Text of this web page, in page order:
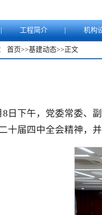
| 工程简介 | 机构
首页>>基建动态>> 正文
8日下午，党委常委、
十届四中全会精神，